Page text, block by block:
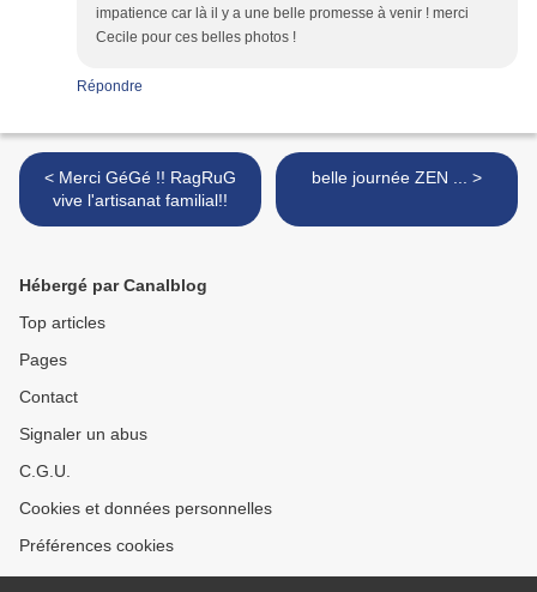
impatience car là il y a une belle promesse à venir ! merci
Cecile pour ces belles photos !
Répondre
< Merci GéGé !! RagRuG
vive l'artisanat familial!!
belle journée ZEN ... >
Hébergé par Canalblog
Top articles
Pages
Contact
Signaler un abus
C.G.U.
Cookies et données personnelles
Préférences cookies